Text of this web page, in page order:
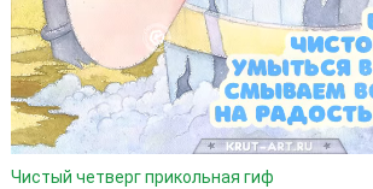
Чистый четверг прикольная гиф